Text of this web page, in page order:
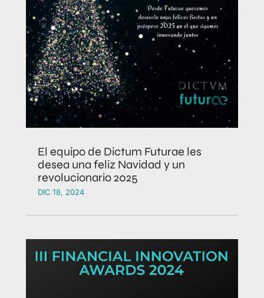
El equipo de Dictum Futurae les
desea una feliz Navidad y un
revolucionario 2025
DIC 18, 2024